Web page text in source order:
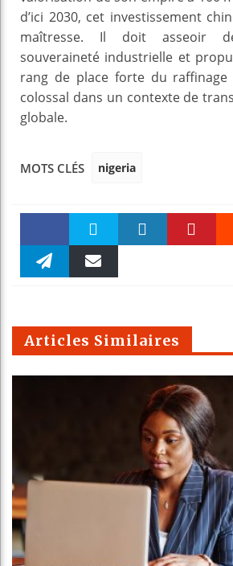
d’ici 2030, cet investissement
maîtresse. Il doit asseoir
souveraineté industrielle et
rang de place forte du
colossal dans un contexte de
globale.
MOTS CLÉS nigeria
Faceboo Twitter
m
Articles Similaires